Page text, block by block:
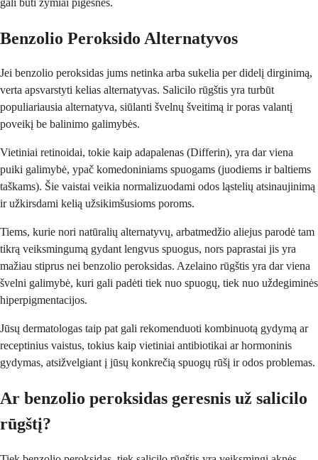
Benzolio Peroksido Alternatyvos
Jei benzolio peroksidas jums netinka arba sukelia per didelį dirginimą,
verta apsvarstyti kelias alternatyvas. Salicilo rūgštis yra turbūt
populiariausia alternatyva, siūlanti švelnų šveitimą ir poras valantį
poveikį be balinimo galimybės.
Vietiniai retinoidai, tokie kaip adapalenas (Differin), yra dar viena
puiki galimybė, ypač komedoniniams spuogams (juodiems ir baltiems
taškams). Šie vaistai veikia normalizuodami odos ląstelių atsinaujinimą
ir užkirsdami kelią užsikimšusioms poroms.
Tiems, kurie nori natūralių alternatyvų, arbatmedžio aliejus parodė tam
tikrą veiksmingumą gydant lengvus spuogus, nors paprastai jis yra
mažiau stiprus nei benzolio peroksidas. Azelaino rūgštis yra dar viena
švelni galimybė, kuri gali padėti tiek nuo spuogų, tiek nuo uždegiminės
hiperpigmentacijos.
Jūsų dermatologas taip pat gali rekomenduoti kombinuotą gydymą ar
receptinius vaistus, tokius kaip vietiniai antibiotikai ar hormoninis
gydymas, atsižvelgiant į jūsų konkrečią spuogų rūšį ir odos problemas.
Ar benzolio peroksidas geresnis už salicilo
rūgštį?